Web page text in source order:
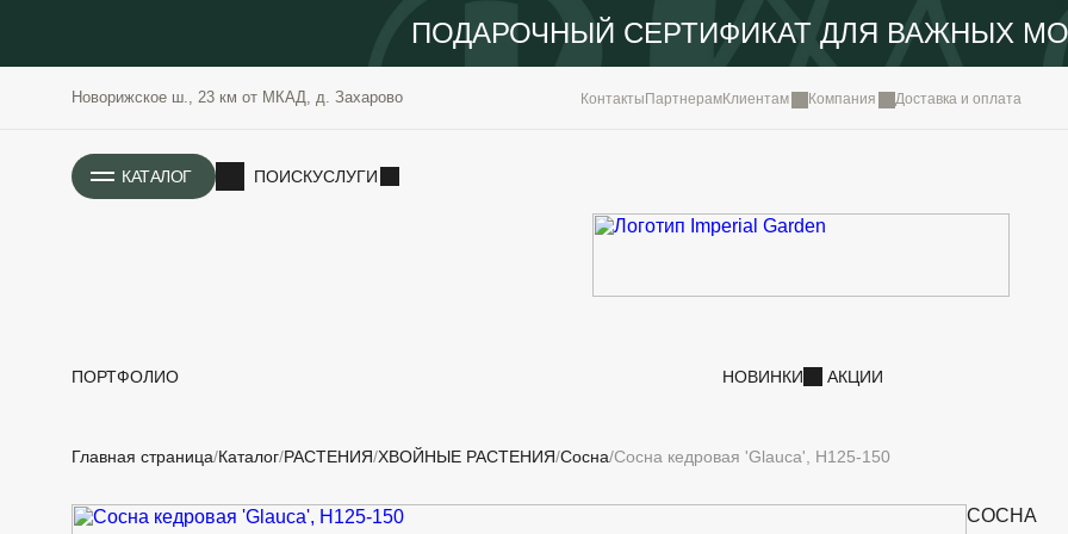
ПОДАРОЧНЫЙ СЕРТИФИКАТ ДЛЯ ВАЖНЫХ
Новорижское ш., 23 км от МКАД, д. Захарово Контакты ПартнерамКлиентам Компания Доставка и оплата
КАТАЛОГ ПОИСКУСЛУГИ
ПОРТФОЛИО НОВИНКИ АКЦИИ
РАСТЕНИЯ
ОЗЕЛЕНЕНИЕ
ИСТОРИЯ
Главная страница Каталог РАСТЕНИЯ ХВОЙНЫЕ РАСТЕНИЯ Сосна Сосна кедровая 'Glauca', H125-150
СОСНА